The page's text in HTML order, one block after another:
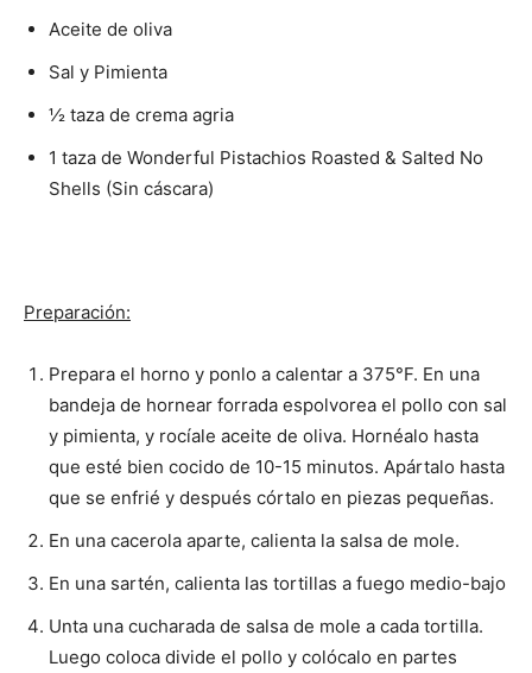
Aceite de oliva
Sal y Pimienta
½ taza de crema agria
1 taza de Wonderful Pistachios Roasted & Salted No
Shells (Sin cáscara)
Preparación:
Prepara el horno y ponlo a calentar a 375°F. En una
bandeja de hornear forrada espolvorea el pollo con sal
y pimienta, y rocíale aceite de oliva. Hornéalo hasta
que esté bien cocido de 10-15 minutos. Apártalo hasta
que se enfrié y después córtalo en piezas pequeñas.
En una cacerola aparte, calienta la salsa de mole.
En una sartén, calienta las tortillas a fuego medio-bajo
Unta una cucharada de salsa de mole a cada tortilla.
Luego coloca divide el pollo y colócalo en partes